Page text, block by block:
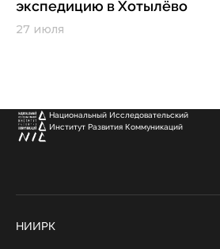
экспедицию в Хотылёво
27 июля
Национальный Исследовательский
Институт Развития Коммуникаций
НИИРК